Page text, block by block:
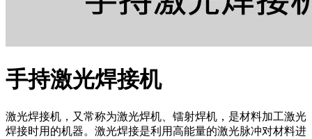
手持激光焊接机
激光焊接机，又常称为激光焊机、镭射焊机，是材料加工激光
焊接时用的机器。激光焊接是利用高能量的激光脉冲对材料进